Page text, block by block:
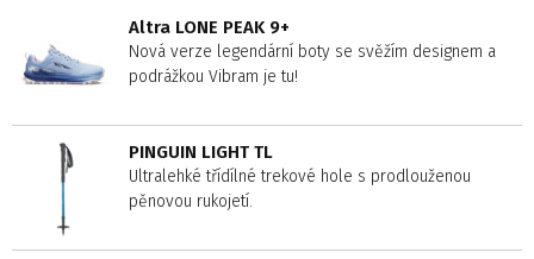
Altra LONE PEAK 9+
Nová verze legendární boty se svěžím designem a
podrážkou Vibram je tu!
PINGUIN LIGHT TL
Ultralehké třídílné trekové hole s prodlouženou
pěnovou rukojetí.